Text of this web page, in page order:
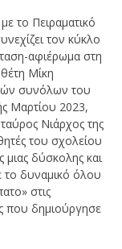
το Πειραματικό
τον κύκλο
αφιέρωμα στη
Μίκη
συνόλων του
Μαρτίου 2023,
Νιάρχος της
του σχολείου
δύσκολης και
δυναμικό όλου
στις
που δημιούργησε